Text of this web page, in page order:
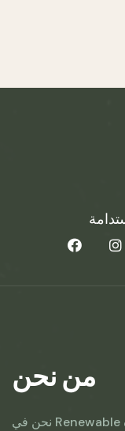
من نحن
نحن في Renewable ملتزمون ببرامج إعادة تدوير مبتكرة، وإدارة